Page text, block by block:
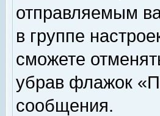
отправляемым
в группе
сможете
убрав флажок
сообщения.